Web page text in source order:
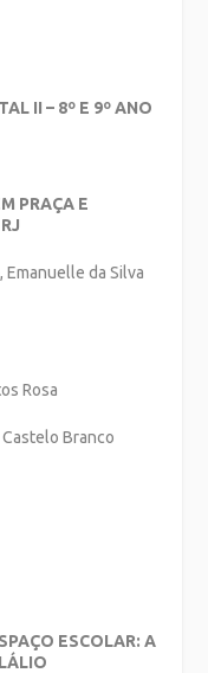
II – 8º E 9º ANO
PRAÇA E
Emanuelle da Silva
Rosa
Branco
ESCOLAR: A